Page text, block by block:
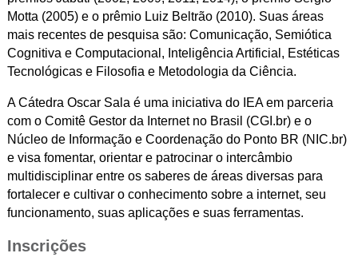
Motta (2005) e o prêmio Luiz Beltrão (2010). Suas áreas
mais recentes de pesquisa são: Comunicação, Semiótica
Cognitiva e Computacional, Inteligência Artificial, Estéticas
Tecnológicas e Filosofia e Metodologia da Ciência.
A Cátedra Oscar Sala é uma iniciativa do IEA em parceria
com o Comitê Gestor da Internet no Brasil (CGI.br) e o
Núcleo de Informação e Coordenação do Ponto BR (NIC.br)
e visa fomentar, orientar e patrocinar o intercâmbio
multidisciplinar entre os saberes de áreas diversas para
fortalecer e cultivar o conhecimento sobre a internet, seu
funcionamento, suas aplicações e suas ferramentas.
Inscrições